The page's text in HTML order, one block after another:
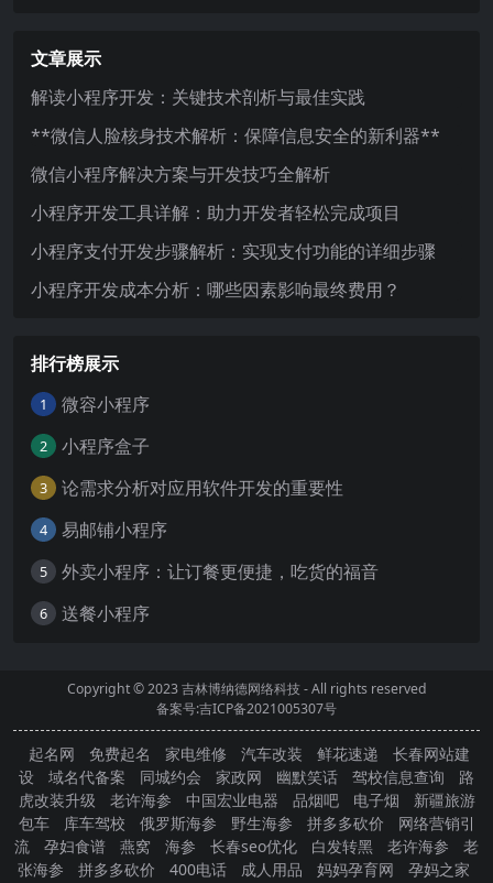
文章展示
解读小程序开发：关键技术剖析与最佳实践
**微信人脸核身技术解析：保障信息安全的新利器**
微信小程序解决方案与开发技巧全解析
小程序开发工具详解：助力开发者轻松完成项目
小程序支付开发步骤解析：实现支付功能的详细步骤
小程序开发成本分析：哪些因素影响最终费用？
排行榜展示
1 微容小程序
2 小程序盒子
3 论需求分析对应用软件开发的重要性
4 易邮铺小程序
5 外卖小程序：让订餐更便捷，吃货的福音
6 送餐小程序
Copyright © 2023吉林博纳德网络科技- All rights reserved
备案号:吉ICP备2021005307号
起名网 免费起名 家电维修 汽车改装 鲜花速递
长春网站建
设
域名代备案 同城约会 家政网 幽默笑话 驾校信息查询
路
虎改装升级
老许海参 中国宏业电器 品烟吧 电子烟
新疆旅游
包车
库车驾校 俄罗斯海参 野生海参 拼多多砍价
网络营销引
流
孕妇食谱 燕窝 海参 长春seo优化 白发转黑 老许海参
老
张海参
拼多多砍价 400电话 成人用品 妈妈孕育网
孕妈之家